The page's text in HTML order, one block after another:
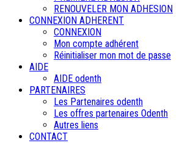
RENOUVELER MON ADHESION
CONNEXION ADHERENT
CONNEXION
Mon compte adhérent
Réinitialiser mon mot de passe
AIDE
AIDE odenth
PARTENAIRES
Les Partenaires odenth
Les offres partenaires Odenth
Autres liens
CONTACT